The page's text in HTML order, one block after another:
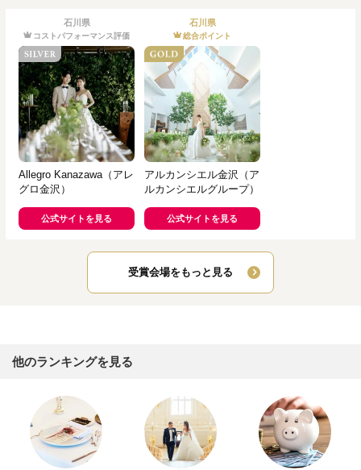
石川県
コストパフォーマンス評価
Allegro Kanazawa（アレ
グロ金沢）
公式サイトを見る
石川県
総合ポイント
アルカンシエル金沢（ア
ルカンシエルグループ）
公式サイトを見る
受賞会場をもっと見る
他のランキングを見る